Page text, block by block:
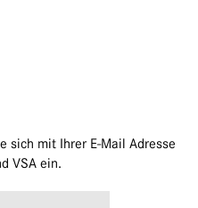
sich mit Ihrer E-Mail Adresse
VSA ein.